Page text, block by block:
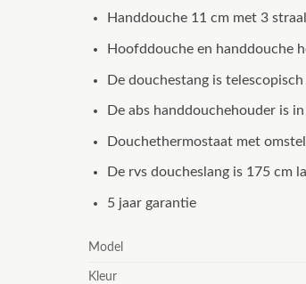
Handdouche 11 cm met 3
Hoofddouche en handdouche
De douchestang is
De abs handdouchehouder is
Douchethermostaat met
De rvs doucheslang is 175 cm
5 jaar garantie
Model
Kleur